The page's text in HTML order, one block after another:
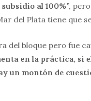
al 100%”,
del Plata tiene que
del bloque pero fue
en la práctica, si
un montón de